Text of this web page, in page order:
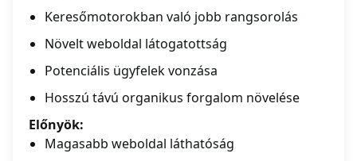
Keresőmotorokban való jobb rangsorolás
Növelt weboldal látogatottság
Potenciális ügyfelek vonzása
Hosszú távú organikus forgalom növelése
Előnyök:
Magasabb weboldal láthatóság